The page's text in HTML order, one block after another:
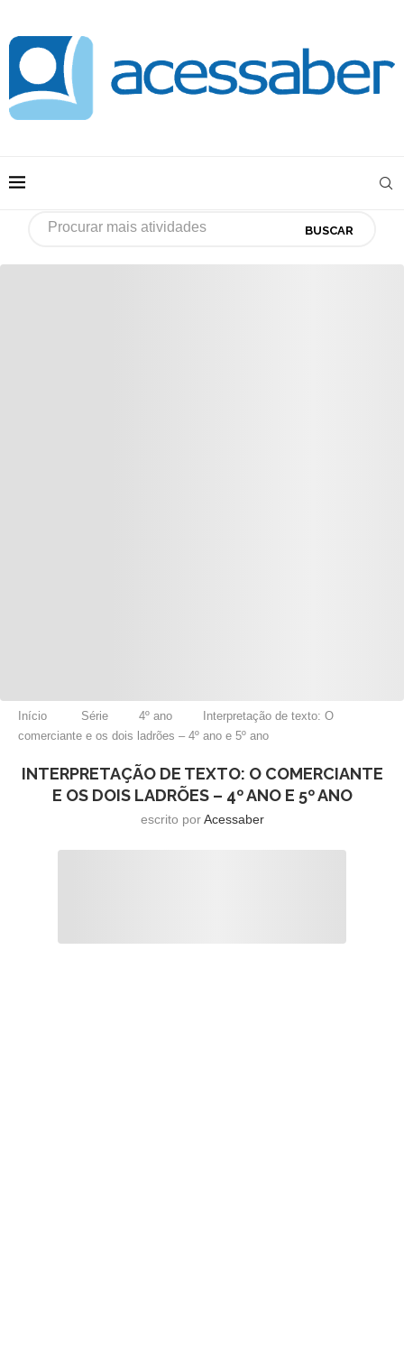
BUSCAR
Início Série 4º ano
Interpretação de texto: O
comerciante e os dois ladrões – 4º ano e 5º ano
INTERPRETAÇÃO DE TEXTO: O COMERCIANTE
E OS DOIS LADRÕES – 4º ANO E 5º ANO
escrito porAcessaber